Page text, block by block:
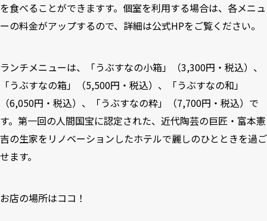
を食べることができますす。個室を利用する場合は、各メニュ
ーの料金がアップするので、詳細は公式HPをご覧ください。
ランチメニューは、「うぶすなの小箱」（3,300円・税込）、
「うぶすなの箱」（5,500円・税込）、「うぶすなの和」
（6,050円・税込）、「うぶすなの粋」（7,700円・税込）で
す。第一回の人間国宝に認定された、近代陶芸の巨匠・富本憲
吉の生家をリノベーションしたホテルで麗しのひとときを過ご
せます。
お店の場所はココ！